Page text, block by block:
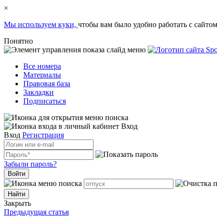
×
Мы используем куки, чтобы вам было удобно работать с
Понятно
Все номера
Материалы
Правовая база
Закладки
Подписаться
Вход
Вход Регистрация
Забыли пароль?
Войти
Закрыть
Предыдущая статья